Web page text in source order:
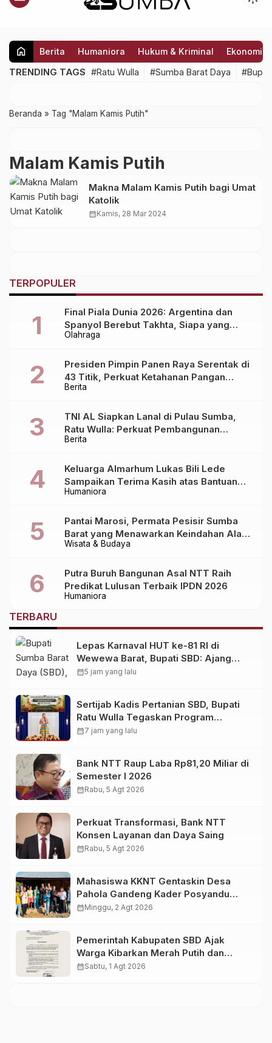
home Berita Humaniora Hukum & Kriminal Ekonomi
TRENDING TAGS #Ratu Wulla #Sumba Barat Daya
Beranda » Tag "Malam Kamis Putih"
Malam Kamis Putih
Makna Malam Kamis Putih bagi Umat
Katolik
calendar_monthKamis, 28 Mar 2024
TERPOPULER
Olahraga
Final Piala Dunia 2026: Argentina dan
Spanyol Berebut Takhta, Siapa yang
Lebih Siap?
Berita
Presiden Pimpin Panen Raya Serentak di
43 Titik, Perkuat Ketahanan Pangan
Nasional
Berita
TNI AL Siapkan Lanal di Pulau Sumba,
Ratu Wulla: Perkuat Pembangunan
Daerah!
Humaniora
Keluarga Almarhum Lukas Bili Lede
Sampaikan Terima Kasih atas Bantuan
Berbagai Pihak dalam Pemulangan
Wisata & Budaya
Pantai Marosi, Permata Pesisir Sumba
Barat yang Menawarkan Keindahan Alam
Alami
Humaniora
Putra Buruh Bangunan Asal NTT Raih
Predikat Lulusan Terbaik IPDN 2026
TERBARU
Lepas Karnaval HUT ke-81 RI di
Wewewa Barat, Bupati SBD: Ajang
Memperkuat Persaudaraan!
calendar_month5 jam yang lalu
Sertijab Kadis Pertanian SBD, Bupati
Ratu Wulla Tegaskan Program
Strategis Harus Berlanjut
calendar_month7 jam yang lalu
Bank NTT Raup Laba Rp81,20 Miliar di
Semester I 2026
calendar_monthRabu, 5 Agt 2026
Perkuat Transformasi, Bank NTT
Konsen Layanan dan Daya Saing
calendar_monthRabu, 5 Agt 2026
Mahasiswa KKNT Gentaskin Desa
Pahola Gandeng Kader Posyandu
Bagikan PMT untuk Anak Stunting dan
calendar_monthMinggu, 2 Agt 2026
Pemerintah Kabupaten SBD Ajak
Warga Kibarkan Merah Putih dan
Semarakkan HUT Ke-81 RI
calendar_monthSabtu, 1 Agt 2026